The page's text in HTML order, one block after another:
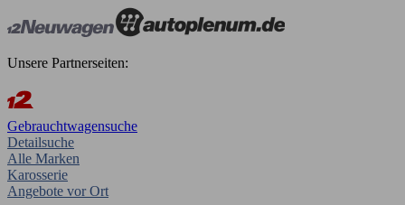
Unsere Partnerseiten:
Gebrauchtwagensuche
Detailsuche
Alle Marken
Karosserie
Angebote vor Ort